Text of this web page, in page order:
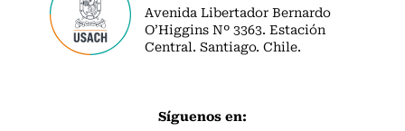
Avenida Libertador Bernardo
O’Higgins Nº 3363. Estación
Central. Santiago. Chile.
Síguenos en: